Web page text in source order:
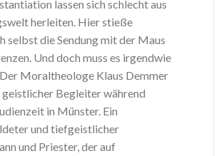
lassen sich schlecht aus
herleiten. Hier stieße
selbst die Sendung mit der Maus
Und doch muss es irgendwie
Moraltheologe Klaus Demmer
Begleiter während
in Münster. Ein
und tiefgeistlicher
und Priester, der auf